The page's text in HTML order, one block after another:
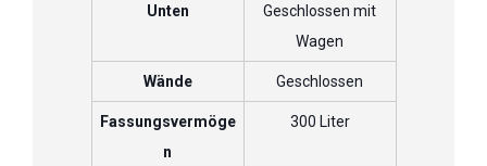
Unten
Geschlossen mit
Wagen
Wände Geschlossen
Fassungsvermöge
n
300 Liter